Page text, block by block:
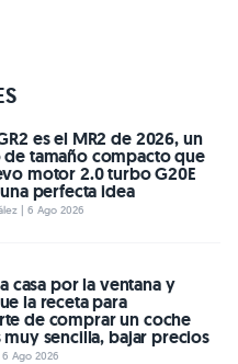
es el MR2 de 2026, un
tamaño compacto que
motor 2.0 turbo G20E
perfecta idea
| 6 Ago 2026
casa por la ventana y
la receta para
de comprar un coche
sencilla, bajar precios
6 Ago 2026